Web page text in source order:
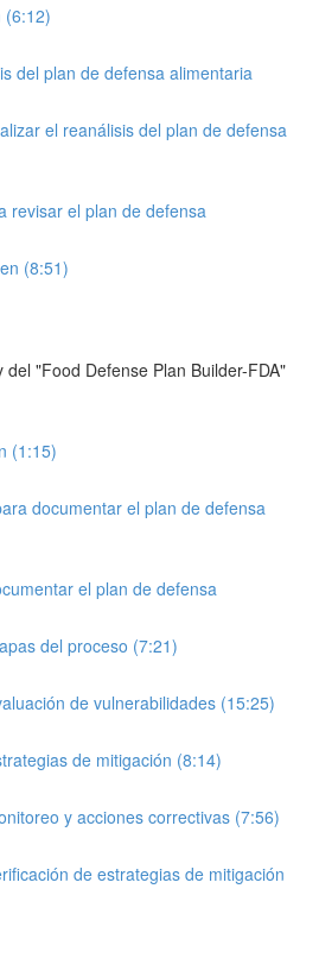
(6:12)
del plan de defensa alimentaria
el reanálisis del plan de defensa
revisar el plan de defensa
(8:51)
del "Food Defense Plan Builder-FDA"
(1:15)
documentar el plan de defensa
el plan de defensa
del proceso (7:21)
de vulnerabilidades (15:25)
de mitigación (8:14)
y acciones correctivas (7:56)
de estrategias de mitigación